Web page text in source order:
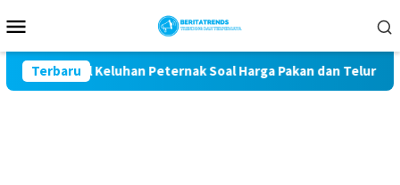
ke
Mobile
Terbaru
Kawal Keluhan Peternak Soal Harga Pakan dan Telur